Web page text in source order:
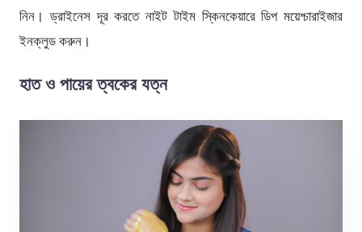
নিন। ড্রাইনেস দূর করতে নাইট টাইম স্কিনকেয়ারে ডিপ ময়েশ্চারাইজার
ইনক্লুড করুন।
হাত ও পায়ের ত্বকের যত্ন